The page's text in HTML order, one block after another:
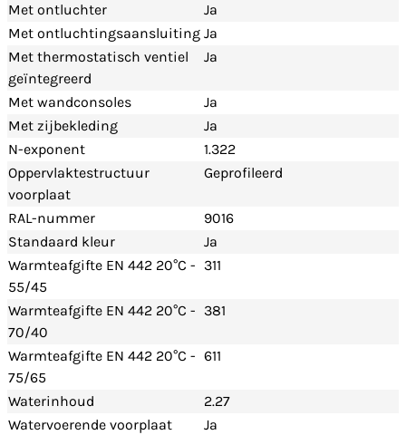
Met ontluchter
Ja
Met ontluchtingsaansluiting Ja
Met thermostatisch ventiel
geïntegreerd
Ja
Met wandconsoles
Ja
Met zijbekleding
Ja
N-exponent
1.322
Oppervlaktestructuur
voorplaat
Geprofileerd
RAL-nummer
9016
Standaard kleur
Ja
Warmteafgifte EN 442 20°C -
55/45
311
Warmteafgifte EN 442 20°C -
70/40
381
Warmteafgifte EN 442 20°C -
75/65
611
Waterinhoud
2.27
Watervoerende voorplaat
Ja